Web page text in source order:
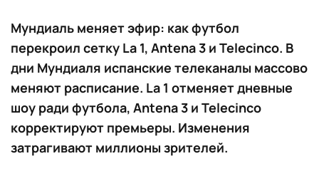
Мундиаль меняет эфир: как футбол
перекроил сетку La 1, Antena 3 и Telecinco. В
дни Мундиаля испанские телеканалы массово
меняют расписание. La 1 отменяет дневные
шоу ради футбола, Antena 3 и Telecinco
корректируют премьеры. Изменения
затрагивают миллионы зрителей.